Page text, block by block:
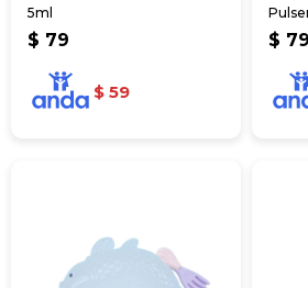
5ml
$ 79
$ 59
$ 79